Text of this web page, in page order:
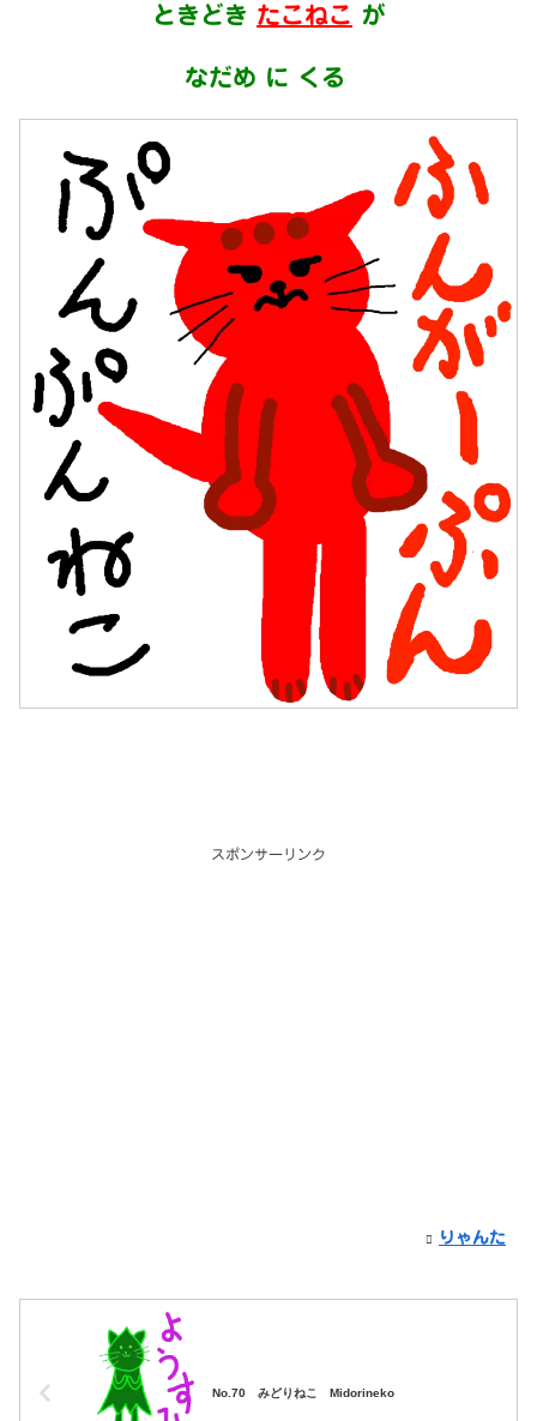
ときどき たこねこ が
なだめ に くる
スポンサーリンク
りゃんた
No.70 みどりねこ Midorineko